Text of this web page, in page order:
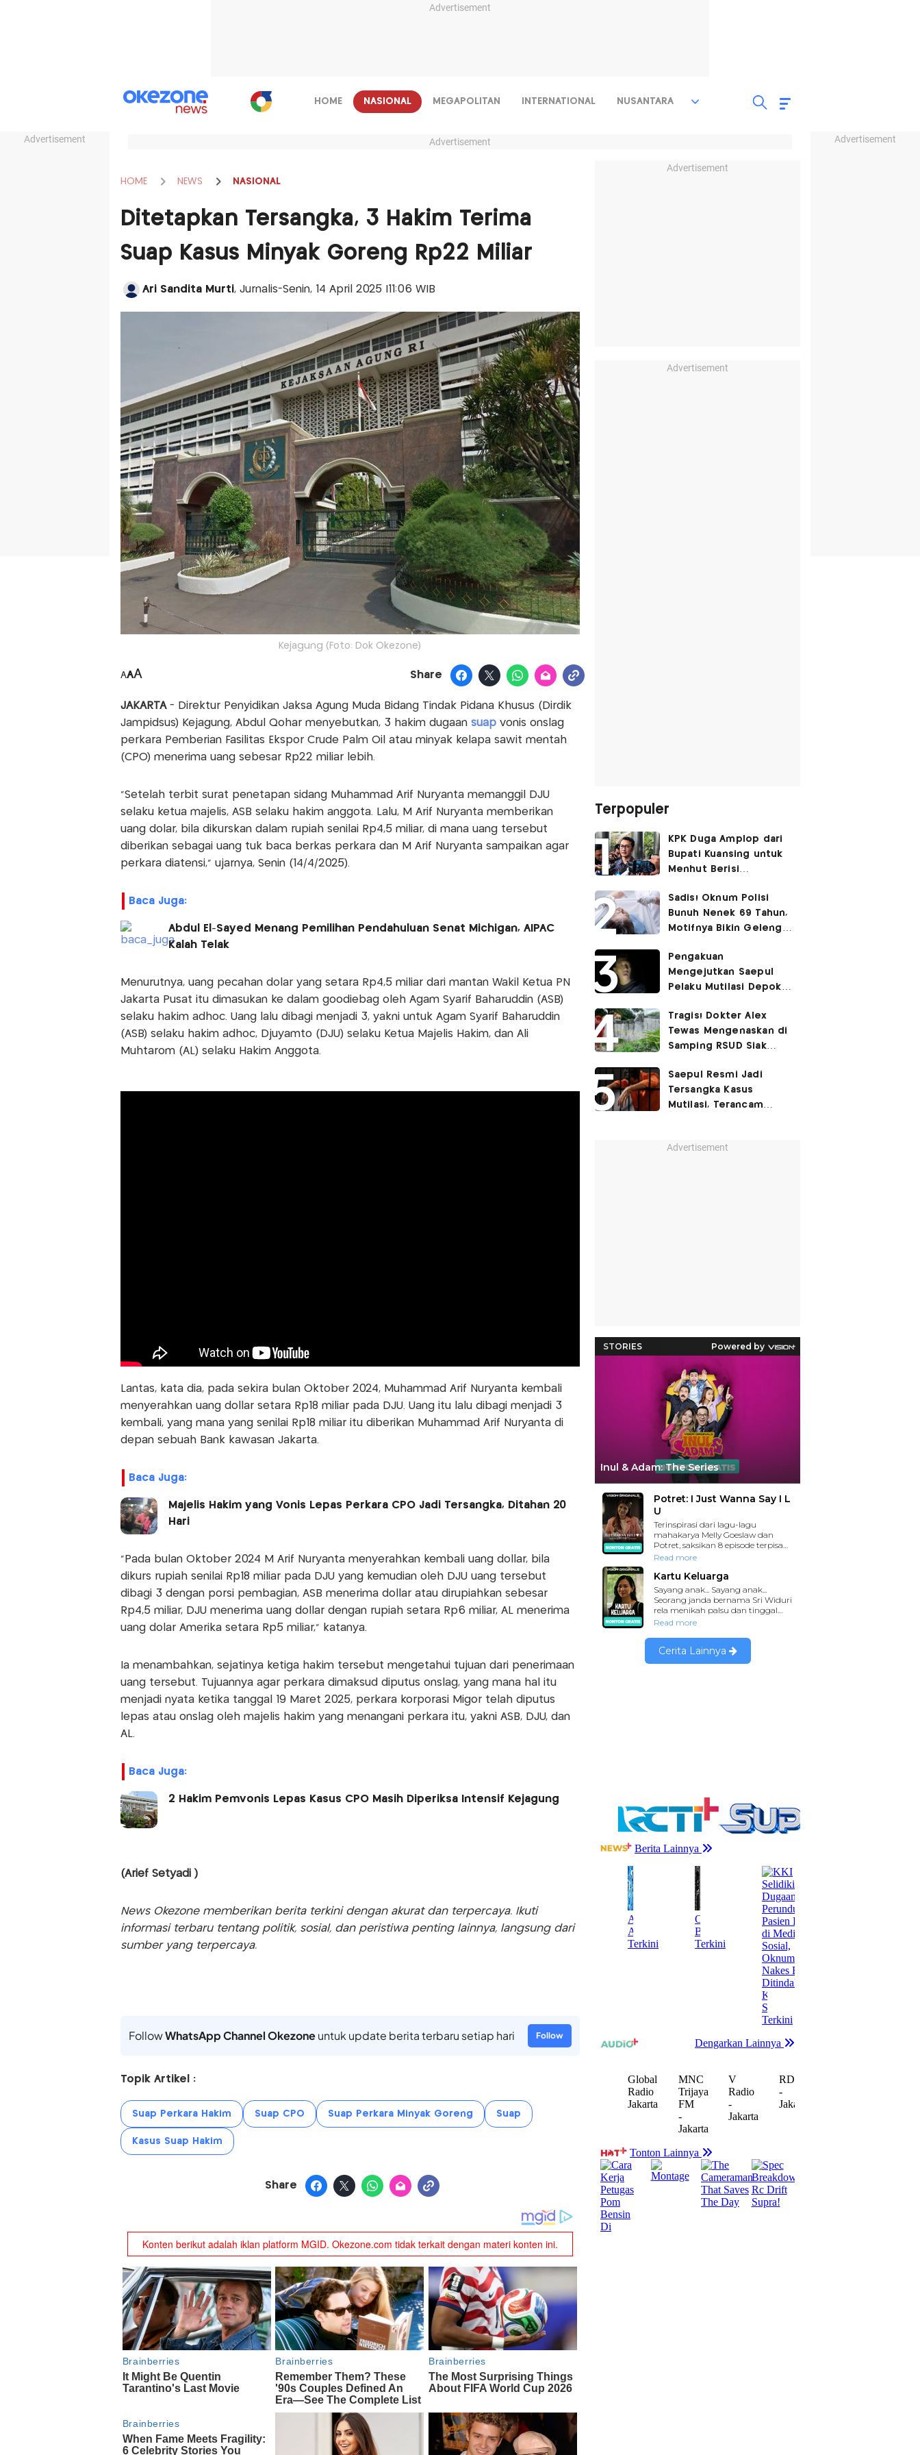
Advertisement
Advertisement Advertisement
HOME NASIONAL MEGAPOLITAN INTERNATIONAL NUSANTARA
Advertisement
HOME NEWS NASIONAL
Ditetapkan Tersangka, 3 Hakim Terima
Suap Kasus Minyak Goreng Rp22 Miliar
Ari Sandita Murti, Jurnalis-Senin, 14 April 2025 |11:06 WIB
Kejagung (Foto: Dok Okezone)
AAA Share
JAKARTA - Direktur Penyidikan Jaksa Agung Muda Bidang Tindak Pidana Khusus (Dirdik
Jampidsus) Kejagung, Abdul Qohar menyebutkan, 3 hakim dugaan suapvonis onslag
perkara Pemberian Fasilitas Ekspor Crude Palm Oil atau minyak kelapa sawit mentah
(CPO) menerima uang sebesar Rp22 miliar lebih.
"Setelah terbit surat penetapan sidang Muhammad Arif Nuryanta memanggil DJU
selaku ketua majelis, ASB selaku hakim anggota. Lalu, M Arif Nuryanta memberikan
uang dolar, bila dikurskan dalam rupiah senilai Rp4,5 miliar, di mana uang tersebut
diberikan sebagai uang tuk baca berkas perkara dan M Arif Nuryanta sampaikan agar
perkara diatensi," ujarnya, Senin (14/4/2025).
Baca Juga:
Abdul El-Sayed Menang Pemilihan Pendahuluan Senat Michigan, AIPAC
Kalah Telak
Menurutnya, uang pecahan dolar yang setara Rp4,5 miliar dari mantan Wakil Ketua PN
Jakarta Pusat itu dimasukan ke dalam goodiebag oleh Agam Syarif Baharuddin (ASB)
selaku hakim adhoc. Uang lalu dibagi menjadi 3, yakni untuk Agam Syarif Baharuddin
(ASB) selaku hakim adhoc, Djuyamto (DJU) selaku Ketua Majelis Hakim, dan Ali
Muhtarom (AL) selaku Hakim Anggota.
Lantas, kata dia, pada sekira bulan Oktober 2024, Muhammad Arif Nuryanta kembali
menyerahkan uang dollar setara Rp18 miliar pada DJU. Uang itu lalu dibagi menjadi 3
kembali, yang mana yang senilai Rp18 miliar itu diberikan Muhammad Arif Nuryanta di
depan sebuah Bank kawasan Jakarta.
Baca Juga:
Majelis Hakim yang Vonis Lepas Perkara CPO Jadi Tersangka, Ditahan 20
Hari
"Pada bulan Oktober 2024 M Arif Nuryanta menyerahkan kembali uang dollar, bila
dikurs rupiah senilai Rp18 miliar pada DJU yang kemudian oleh DJU uang tersebut
dibagi 3 dengan porsi pembagian, ASB menerima dollar atau dirupiahkan sebesar
Rp4,5 miliar, DJU menerima uang dollar dengan rupiah setara Rp6 miliar, AL menerima
uang dolar Amerika setara Rp5 miliar," katanya.
Ia menambahkan, sejatinya ketiga hakim tersebut mengetahui tujuan dari penerimaan
uang tersebut. Tujuannya agar perkara dimaksud diputus onslag, yang mana hal itu
menjadi nyata ketika tanggal 19 Maret 2025, perkara korporasi Migor telah diputus
lepas atau onslag oleh majelis hakim yang menangani perkara itu, yakni ASB, DJU, dan
AL.
Baca Juga:
2 Hakim Pemvonis Lepas Kasus CPO Masih Diperiksa Intensif Kejagung
(Arief Setyadi )
News Okezone memberikan berita terkini dengan akurat dan terpercaya. Ikuti
informasi terbaru tentang politik, sosial, dan peristiwa penting lainnya, langsung dari
sumber yang terpercaya.
FollowWhatsApp Channel Okezoneuntuk update berita terbaru setiap hari Follow
Topik Artikel :
Suap Perkara Hakim Suap CPO Suap Perkara Minyak Goreng Suap
Kasus Suap Hakim
Share
Advertisement
Advertisement
Terpopuler
KPK Duga Amplop dari
Bupati Kuansing untuk
Menhut Berisi
Pengembaliannya
Belum Utuh
Sadis! Oknum Polisi
Bunuh Nenek 69 Tahun,
Motifnya Bikin Geleng
Pengakuan
Mengejutkan Saepul
Pelaku Mutilasi Depok:
Korban di Kontrakan
Tragis! Dokter Alex
Tewas Mengenaskan di
Samping RSUD Siak
Rocuronium
Saepul Resmi Jadi
Tersangka Kasus
Mutilasi, Terancam
Advertisement